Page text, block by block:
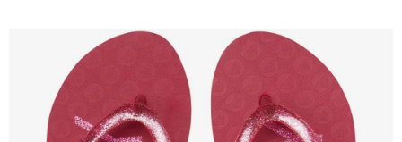
DOPLŇKY
VÝPRODEJ